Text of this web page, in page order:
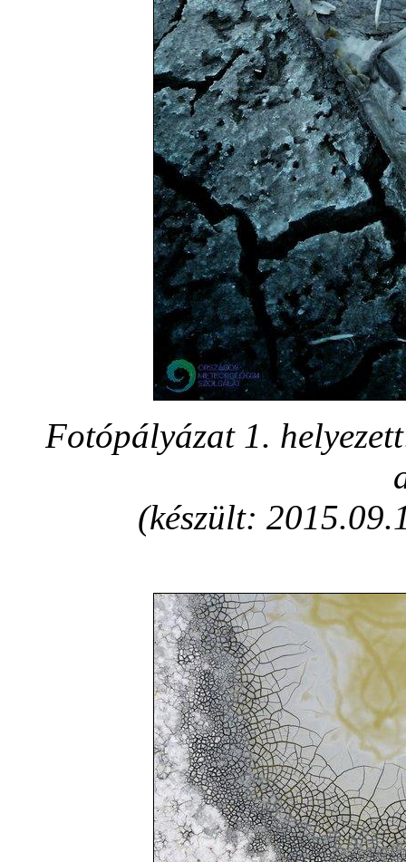
Fotópályázat 1.
(készült: